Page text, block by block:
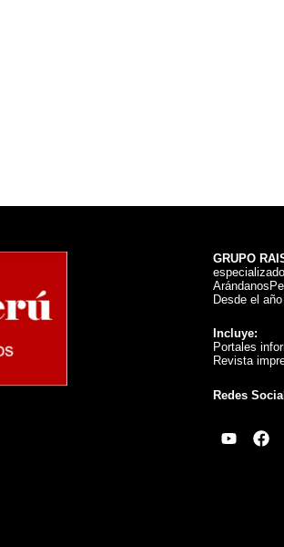
GRUPO
Desde el
Incluye:
Portales
Revista
Redes